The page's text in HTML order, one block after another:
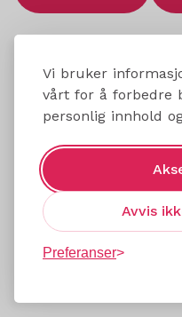
Vi bruker
vårt for å forbedre
personlig innhold
Avvis
Preferanser